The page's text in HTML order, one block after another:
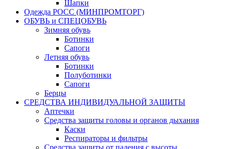
Шапки
Одежда РОСС (МИНПРОМТОРГ)
ОБУВЬ и СПЕЦОБУВЬ
Зимняя обувь
Ботинки
Сапоги
Летняя обувь
Ботинки
Полуботинки
Сапоги
Берцы
СРЕДСТВА ИНДИВИДУАЛЬНОЙ ЗАЩИТЫ
Аптечки
Средства защиты головы и органов дыхания
Каски
Респираторы и фильтры
Средства защиты от падения с высоты